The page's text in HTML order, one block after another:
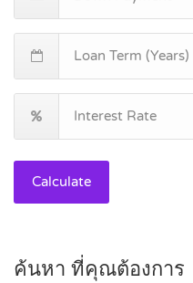
Calculate
ค้นหา ที่คุณต้องการ